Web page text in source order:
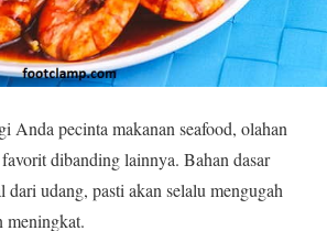
Anda pecinta makanan seafood, olahan
dibanding lainnya. Bahan dasar
dari udang, pasti akan selalu mengugah
meningkat.